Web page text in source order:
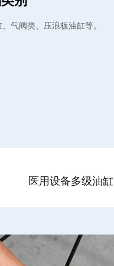
气阀类、压浪板油缸等。
医用设备多级油缸